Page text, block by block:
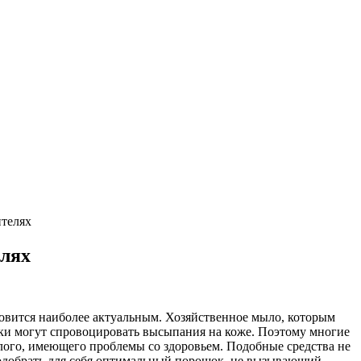
наиболее актуальным. Хозяйственное мыло, которым
могут спровоцировать высыпания на коже. Поэтому многие
имеющего проблемы со здоровьем. Подобные средства не